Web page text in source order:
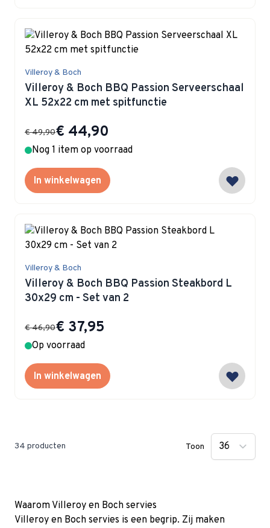
Villeroy & Boch
Villeroy & Boch BBQ Passion Serveerschaal
XL 52x22 cm met spitfunctie
Special Price
€ 44,90
€ 49,90
Nog 1 item op voorraad
In winkelwagen
Villeroy & Boch
Villeroy & Boch BBQ Passion Steakbord L
30x29 cm - Set van 2
Special Price
€ 37,95
€ 46,90
Op voorraad
In winkelwagen
34 producten Toon
Waarom Villeroy en Boch servies
Villeroy en Boch servies is een begrip. Zij maken